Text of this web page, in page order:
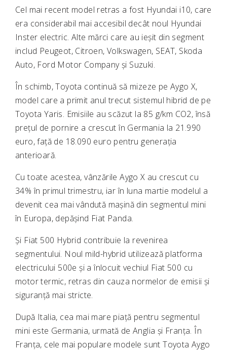
Cel mai recent model retras a fost Hyundai i10, care
era considerabil mai accesibil decât noul Hyundai
Inster electric. Alte mărci care au ieșit din segment
includ Peugeot, Citroen, Volkswagen, SEAT, Skoda
Auto, Ford Motor Companyși Suzuki.
În schimb, Toyota continuă să mizeze pe Aygo X,
model care a primit anul trecut sistemul hibrid de pe
Toyota Yaris. Emisiile au scăzut la 85 g/km CO2, însă
prețul de pornire a crescut în Germania la 21.990
euro, față de 18.090 euro pentru generația
anterioară.
Cu toate acestea, vânzările Aygo X au crescut cu
34% în primul trimestru, iar în luna martie modelul a
devenit cea mai vândută mașină din segmentul mini
în Europa, depășind Fiat Panda.
Și Fiat 500 Hybrid contribuie la revenirea
segmentului. Noul mild-hybrid utilizează platforma
electricului 500e și a înlocuit vechiul Fiat 500 cu
motor termic, retras din cauza normelor de emisii și
siguranță mai stricte.
După Italia, cea mai mare piață pentru segmentul
mini este Germania, urmată de Anglia și Franța. În
Franța, cele mai populare modele sunt Toyota Aygo